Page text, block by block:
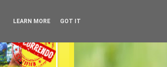
LEARN MORE GOT IT